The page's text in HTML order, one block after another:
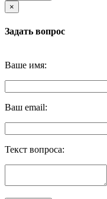
×
Задать вопрос
Ваше имя:
Ваш email:
Текст вопроса: